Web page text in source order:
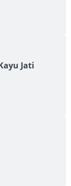
Jati